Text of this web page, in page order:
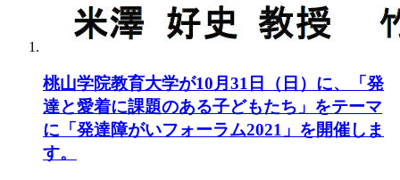
桃山学院教育大学が10月31日（日）に、「発
達と愛着に課題のある子どもたち」をテーマ
に「発達障がいフォーラム2021」を開催しま
す。